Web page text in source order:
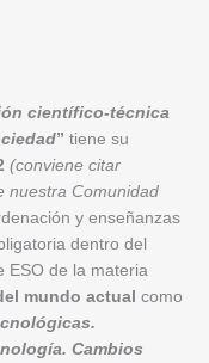
científico-técnica
” tiene su
(conviene citar
nuestra Comunidad
y enseñanzas
dentro del
ESO de la materia
mundo actual como
Cambios